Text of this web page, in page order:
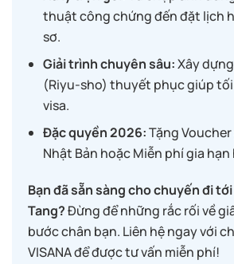
thuật công chứng đến đặt lịch
sơ.
Giải trình chuyên sâu:Xây
(Riyu-sho) thuyết phục giúp tối
visa.
Đặc quyền 2026:Tặng Voucher
Nhật Bản hoặc Miễn phí gia
Bạn đã sẵn sàng cho chuyến đi
Tang?Đừng để những rắc rối về
bước chân bạn. Liên hệ ngay với
VISANA để được tư vấn miễn phí!